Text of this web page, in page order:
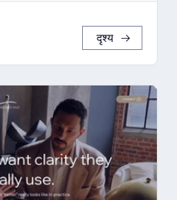
दृश्य